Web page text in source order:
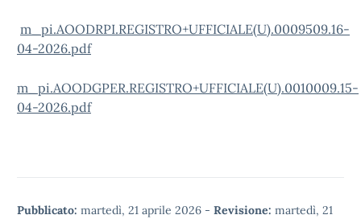
m_pi.AOODRPI.REGISTRO+UFFICIALE(U).0009509.16-
04-2026.pdf
m_pi.AOODGPER.REGISTRO+UFFICIALE(U).0010009.15-
04-2026.pdf
Pubblicato: martedì, 21 aprile 2026 - Revisione: martedì, 21